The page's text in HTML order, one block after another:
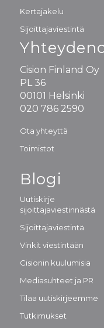
Kertajakelu
Sijoittajaviestintä
Cision Finland Oy
PL 36
00101 Helsinki
020 786 2590
Ota yhteyttä
Toimistot
Blogi
Uutiskirje
sijoittajaviestinnästä
Sijoittajaviestintä
Vinkit viestintään
Cisionin kuulumisia
Mediasuhteet ja PR
Tilaa uutiskirjeemme
Tutkimukset